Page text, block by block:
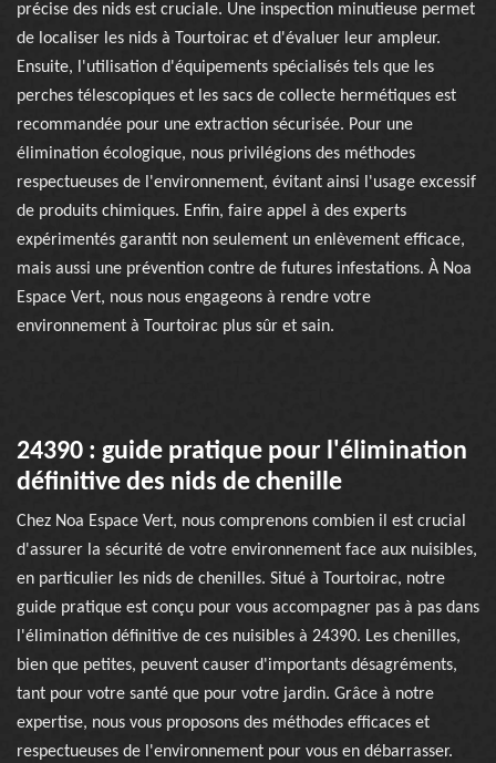
précise des nids est cruciale. Une inspection minutieuse permet
de localiser les nids à Tourtoirac et d'évaluer leur ampleur.
Ensuite, l'utilisation d'équipements spécialisés tels que les
perches télescopiques et les sacs de collecte hermétiques est
recommandée pour une extraction sécurisée. Pour une
élimination écologique, nous privilégions des méthodes
respectueuses de l'environnement, évitant ainsi l'usage excessif
de produits chimiques. Enfin, faire appel à des experts
expérimentés garantit non seulement un enlèvement efficace,
mais aussi une prévention contre de futures infestations. À Noa
Espace Vert, nous nous engageons à rendre votre
environnement à Tourtoirac plus sûr et sain.
24390 : guide pratique pour l'élimination
définitive des nids de chenille
Chez Noa Espace Vert, nous comprenons combien il est crucial
d'assurer la sécurité de votre environnement face aux nuisibles,
en particulier les nids de chenilles. Situé à Tourtoirac, notre
guide pratique est conçu pour vous accompagner pas à pas dans
l'élimination définitive de ces nuisibles à 24390. Les chenilles,
bien que petites, peuvent causer d'importants désagréments,
tant pour votre santé que pour votre jardin. Grâce à notre
expertise, nous vous proposons des méthodes efficaces et
respectueuses de l'environnement pour vous en débarrasser.